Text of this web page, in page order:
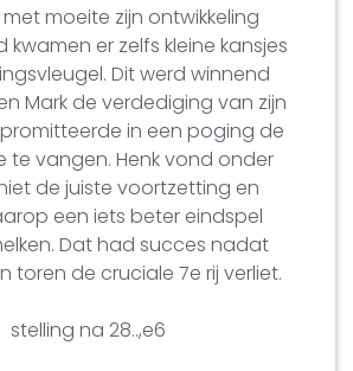
moeite zijn ontwikkeling
er zelfs kleine kansjes
Dit werd winnend
Mark de verdediging van zijn
in een poging de
te vangen. Henk vond onder
de juiste voortzetting en
een iets beter eindspel
Dat had succes nadat
toren de cruciale 7e rij verliet.
stelling na 28..,e6